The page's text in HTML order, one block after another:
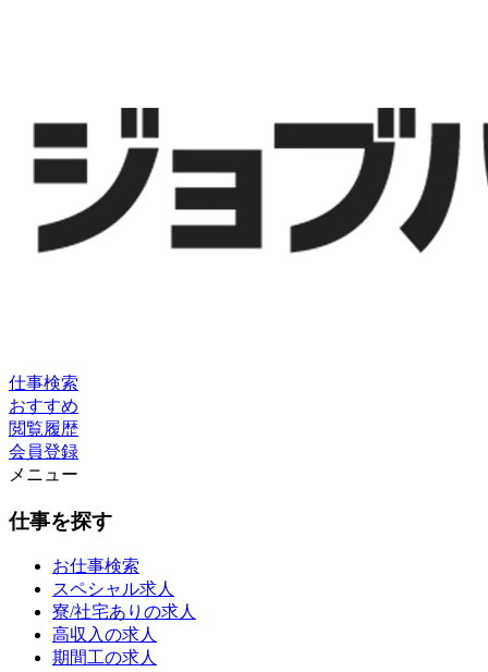
仕事検索
おすすめ
閲覧履歴
会員登録
メニュー
仕事を探す
お仕事検索
スペシャル求人
寮/社宅ありの求人
高収入の求人
期間工の求人